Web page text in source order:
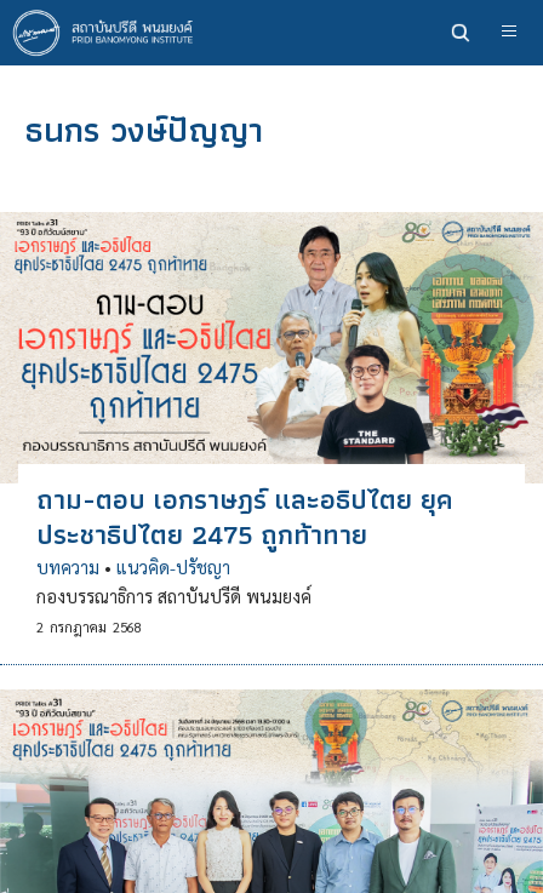
ข้าม
ไป
ยัง
หลักธนกร วงษ์ปัญญา
ถาม-ตอบ เอกราษฎร์ และอธิปไตย ยุค
ประชาธิปไตย 2475 ถูกท้าทาย
บทความ • แนวคิด-ปรัชญา
กองบรรณาธิการ สถาบันปรีดี พนมยงค์
2 กรกฎาคม 2568